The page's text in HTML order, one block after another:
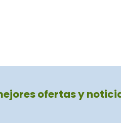
ofertas y